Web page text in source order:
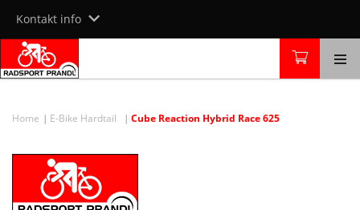
content
Kontakt info
Home E-Bike Hardtail Cube Reaction Hybrid Race 625